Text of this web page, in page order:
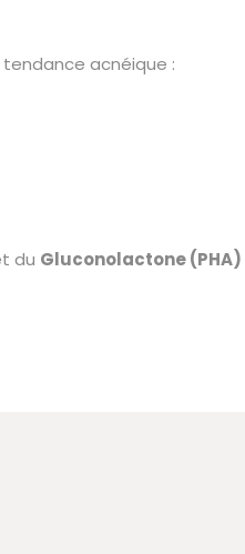
acnéique :
du Gluconolactone (PHA)